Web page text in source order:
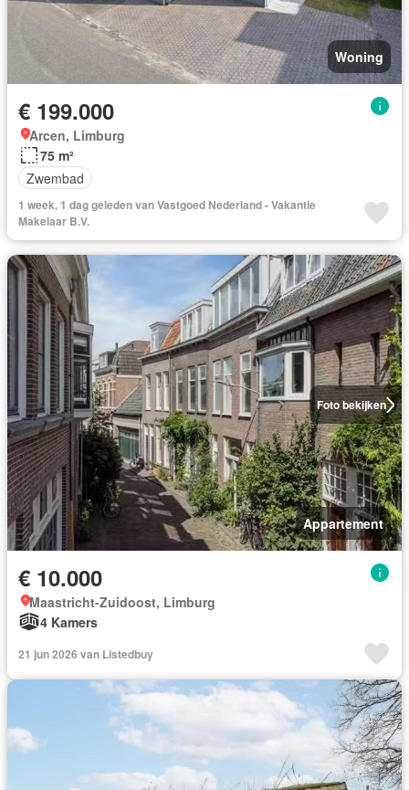
Woning
€ 199.000
Arcen, Limburg
75 m²
Zwembad
1 week, 1 dag geleden van Vastgoed Nederland - Vakantie
Makelaar B.V.
Foto bekijken
Appartement
€ 10.000
Maastricht-Zuidoost, Limburg
4 Kamers
21 jun 2026 van Listedbuy